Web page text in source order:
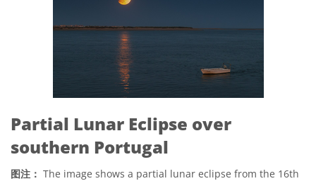
Partial Lunar Eclipse over
southern Portugal
图注： The image shows a partial lunar eclipse from the 16th